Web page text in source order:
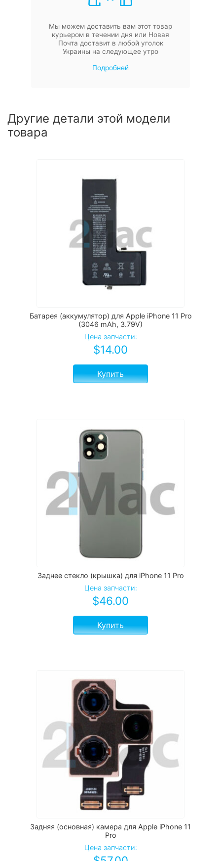
Мы можем доставить вам этот товар
курьером в течении дня или Новая
Почта доставит в любой уголок
Украины на следующее утро
Подробней
Другие детали этой модели
товара
Батарея (аккумулятор) для Apple iPhone 11 Pro
(3046 mAh, 3.79V)
Цена запчасти:
$14.00
Купить
Заднее стекло (крышка) для iPhone 11 Pro
Цена запчасти:
$46.00
Купить
Задняя (основная) камера для Apple iPhone 11
Pro
Цена запчасти: